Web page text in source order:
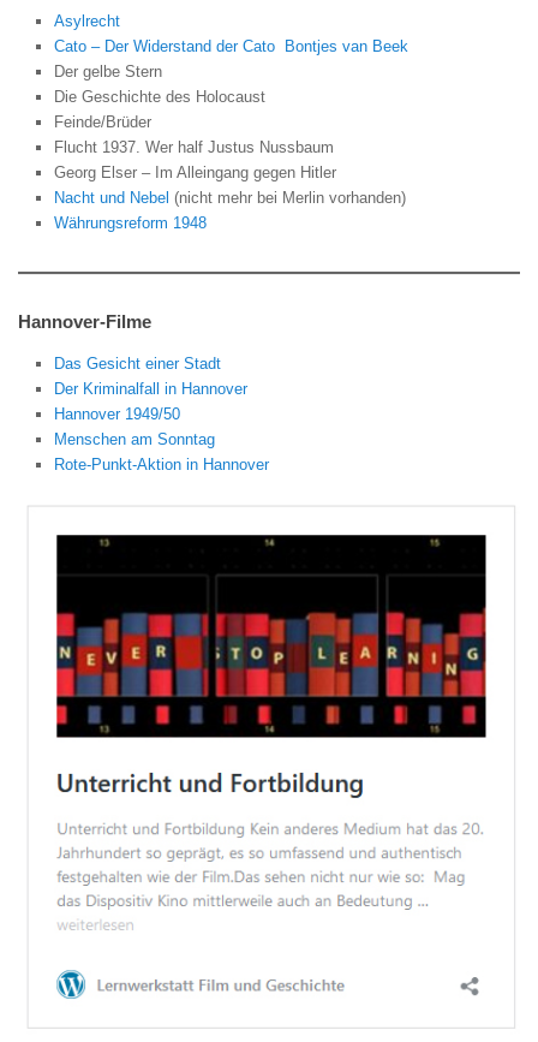
Asylrecht
Cato – Der Widerstand der Cato Bontjes van Beek
Der gelbe Stern
Die Geschichte des Holocaust
Feinde/Brüder
Flucht 1937. Wer half Justus Nussbaum
Georg Elser – Im Alleingang gegen Hitler
Nacht und Nebel (nicht mehr bei Merlin vorhanden)
Währungsreform 1948
Hannover-Filme
Das Gesicht einer Stadt
Der Kriminalfall in Hannover
Hannover 1949/50
Menschen am Sonntag
Rote-Punkt-Aktion in Hannover